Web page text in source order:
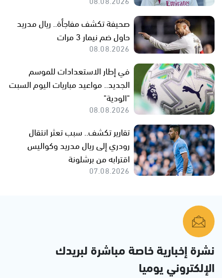
صحيفة تكشف مفاجأة.. ريال مدريد
حاول ضم نيمار 3 مرات
08.08.2026
في إطار الاستعدادات للموسم
الجديد.. مواعيد مباريات اليوم السبت
"الودية"
08.08.2026
تقارير تكشف.. سبب تعثر انتقال
رودري إلى ريال مدريد وكواليس
اقترابه من برشلونة
07.08.2026
نشرة إخبارية خاصة مباشرة لبريدك
الإلكتروني يوميا